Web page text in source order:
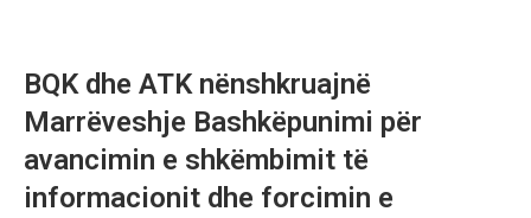
BQK dhe ATK nënshkruajnë
Marrëveshje Bashkëpunimi për
avancimin e shkëmbimit të
informacionit dhe forcimin e